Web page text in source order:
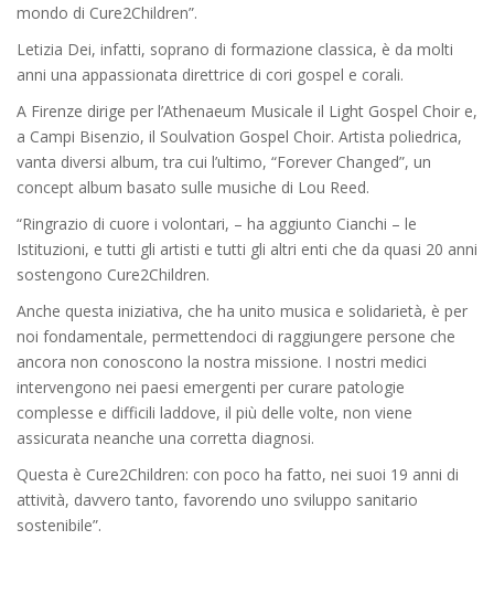
mondo di Cure2Children”.
Letizia Dei, infatti, soprano di formazione classica, è da molti
anni una appassionata direttrice di cori gospel e corali.
A Firenze dirige per l’Athenaeum Musicale il Light Gospel Choir e,
a Campi Bisenzio, il Soulvation Gospel Choir. Artista poliedrica,
vanta diversi album, tra cui l’ultimo, “Forever Changed”, un
concept album basato sulle musiche di Lou Reed.
“Ringrazio di cuore i volontari, – ha aggiunto Cianchi – le
Istituzioni, e tutti gli artisti e tutti gli altri enti che da quasi 20 anni
sostengono Cure2Children.
Anche questa iniziativa, che ha unito musica e solidarietà, è per
noi fondamentale, permettendoci di raggiungere persone che
ancora non conoscono la nostra missione. I nostri medici
intervengono nei paesi emergenti per curare patologie
complesse e difficili laddove, il più delle volte, non viene
assicurata neanche una corretta diagnosi.
Questa è Cure2Children: con poco ha fatto, nei suoi 19 anni di
attività, davvero tanto, favorendo uno sviluppo sanitario
sostenibile”.